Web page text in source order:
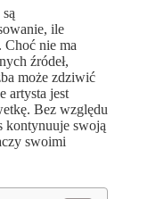
ile
Choć nie ma
źródeł,
może zdziwić
artysta jest
Bez względu
kontynuuje swoją
swoimi